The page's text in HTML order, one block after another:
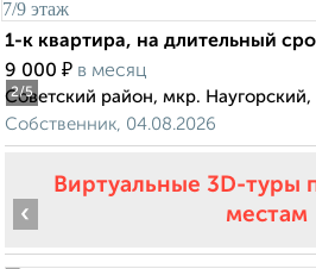
2/5
1-к квартира, на длительный
9 000 ₽ в месяц
Советский район, мкр. Наугорский,
Собственник, 04.08.2026
Виртуальные 3D-туры
местам
‹